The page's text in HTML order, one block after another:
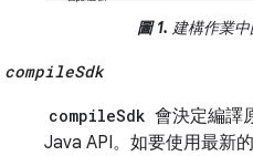
圖 1. 建構作業
compileSdk
compileSdk 會決定編譯
Java API。如要使用最新